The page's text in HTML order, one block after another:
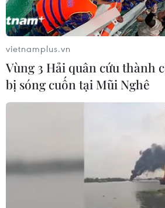
SEA Games 32: Việt Nam
14/05/2023 15:00
Đoàn Thể thao Việt Nam đã có
khi giành đến 20 huy chương
vietnamplus.vn
Vùng 3 Hải quân cứu thành
bị sóng cuốn tại Mũi Nghê